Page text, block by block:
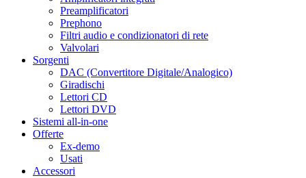
Preamplificatori
Prephono
Filtri audio e condizionatori di rete
Valvolari
Sorgenti
DAC (Convertitore Digitale/Analogico)
Giradischi
Lettori CD
Lettori DVD
Sistemi all-in-one
Offerte
Ex-demo
Usati
Accessori